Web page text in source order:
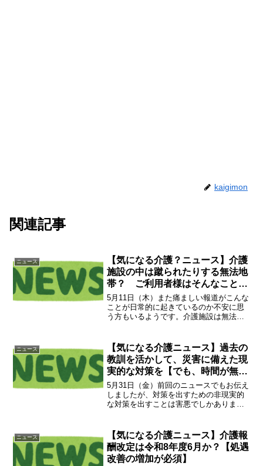
kaigimon
関連記事
ニュース
【気になる介護？ニュース】介護
施設の中は蹴られたりする無法地
帯？ ご利用者様はそんなことあ
りません！（職員？当然守られま
せん）
5月11日（木）また痛ましい報道がこんな
ことが日常的に起きているのか不安に思
う方もいるようです。介護施設は無法地
聞いた時がありません。人の出入りが少
ない普通の会社でもお客...
ニュース
【気になる介護ニュース】過去の
教訓を活かして、災害に備えた現
実的な対策を【でも、時間が無
い】
5月31日（金）前回のニュースでもお伝え
しましたが、対策を出すための非現実的
な対策を出すことは害悪でしかありませ
半島地震後は地盤の問題も一般的にな
り、高齢者施設の災害に...
ニュース
【気になる介護ニュース】介護報
酬改定は令和8年度6月か？【処遇
改善の増加が必須】